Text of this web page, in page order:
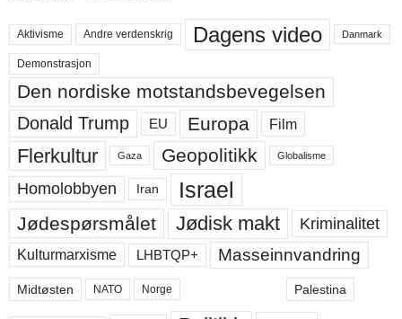
Aktivisme Andre verdenskrig Dagens video Danmark
Demonstrasjon
Den nordiske motstandsbevegelsen
Donald Trump EU Europa Film
Flerkultur Gaza Geopolitikk Globalisme
Homolobbyen Iran Israel
Jødespørsmålet Jødisk makt Kriminalitet
Kulturmarxisme LHBTQP+ Masseinnvandring
Midtøsten NATO Norge Palestina